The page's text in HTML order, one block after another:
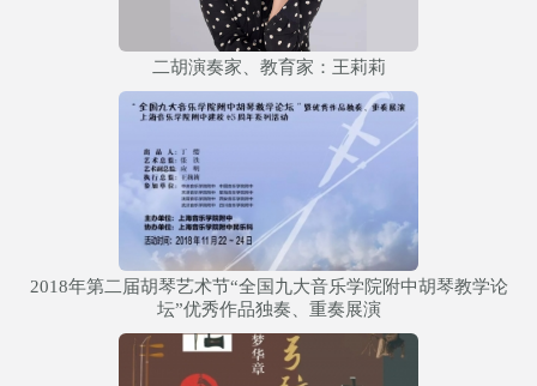
二胡演奏家、教育家：王莉莉
2018年第二届胡琴艺术节“全国九大音乐学院附中胡琴教学论
坛”优秀作品独奏、重奏展演